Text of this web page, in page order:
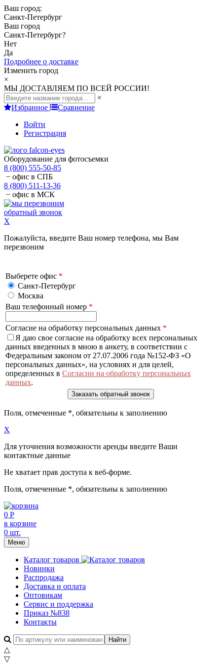
Ваш город:
Санкт-Петербург
Ваш город
Санкт-Петербург?
Нет
Да
Подробнее о доставке
Изменить город
×
МЫ ДОСТАВЛЯЕМ ПО ВСЕЙ РОССИИ!
×
Избранное
Сравнение
Войти
Регистрация
Оборудование для фотосъемки
8 (800) 555-50-85
− офис в СПБ
8 (800) 511-13-36
− офис в МСК
обратный звонок
X
Пожалуйста, введите Ваш номер телефона, мы Вам
перезвоним
Выберете офис *
Санкт-Петербург
Москва
Ваш телефонный номер *
Согласие на обработку персональных данных *
Я даю свое согласие на обработку всех персональных
данных введенных в мною в анкету, в соответствии с
Федеральным законом от 27.07.2006 года №152-ФЗ «О
персональных данных», на условиях и для целей,
определенных в Согласии на обработку персональных
данных.
Поля, отмеченные *, обязательны к заполнению
X
Для уточнения возможности аренды введите Ваши
контактные данные
Не хватает прав доступа к веб-форме.
Поля, отмеченные *, обязательны к заполнению
0 Р
в корзине
0 шт.
Меню
Каталог товаров
Новинки
Распродажа
Доставка и оплата
Оптовикам
Сервис и поддержка
Приказ №838
Контакты
△
▽